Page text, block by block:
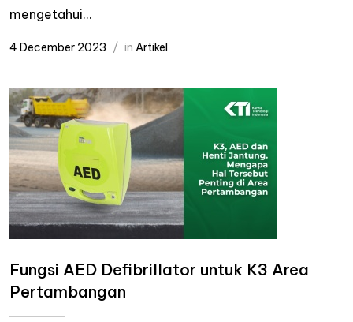
mengetahui...
4 December 2023 in Artikel
Fungsi AED Defibrillator untuk K3 Area
Pertambangan